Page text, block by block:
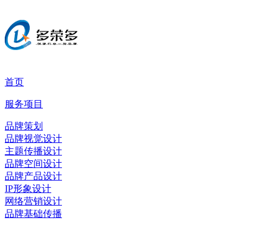
首页
服务项目
品牌策划
品牌视觉设计
主题传播设计
品牌空间设计
品牌产品设计
IP形象设计
网络营销设计
品牌基础传播